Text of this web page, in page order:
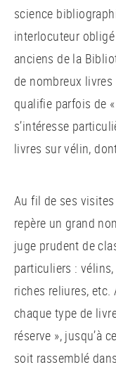
science
interlocuteur
anciens de la
de nombreux
qualifie parfois de
s’intéresse
livres sur vélin,
Au fil de ses
repère un grand
juge prudent de
particuliers :
riches reliures, etc.
chaque type de
réserve », jusqu’à
soit rassemblé